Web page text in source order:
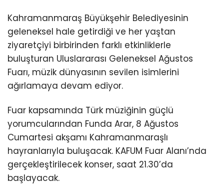
Kahramanmaraş Büyükşehir Belediyesinin
geleneksel hale getirdiği ve her yaştan
ziyaretçiyi birbirinden farklı etkinliklerle
buluşturan Uluslararası Geleneksel Ağustos
Fuarı, müzik dünyasının sevilen isimlerini
ağırlamaya devam ediyor.
Fuar kapsamında Türk müziğinin güçlü
yorumcularından Funda Arar, 8 Ağustos
Cumartesi akşamı Kahramanmaraşlı
hayranlarıyla buluşacak. KAFUM Fuar Alanı’nda
gerçekleştirilecek konser, saat 21.30’da
başlayacak.